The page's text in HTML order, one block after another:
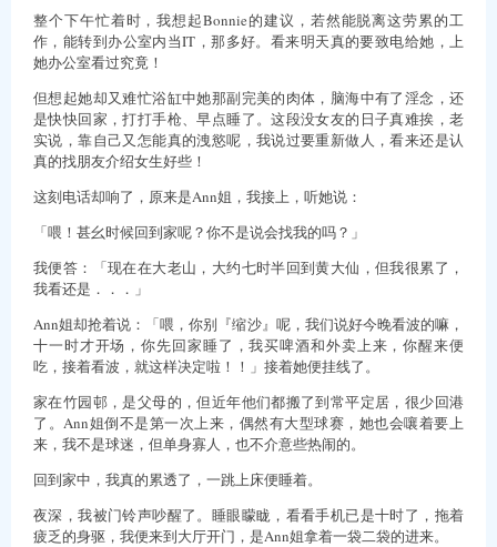
整个下午忙着时，我想起Bonnie的建议，若然能脱离这劳累的工
作，能转到办公室内当IT，那多好。看来明天真的要致电给她，上
她办公室看过究竟！
但想起她却又难忙浴缸中她那副完美的肉体，脑海中有了淫念，还
是快快回家，打打手枪、早点睡了。这段没女友的日子真难挨，老
实说，靠自己又怎能真的洩慾呢，我说过要重新做人，看来还是认
真的找朋友介绍女生好些！
这刻电话却响了，原来是Ann姐，我接上，听她说：
「喂！甚幺时候回到家呢？你不是说会找我的吗？」
我便答：「现在在大老山，大约七时半回到黄大仙，但我很累了，
我看还是．．．」
Ann姐却抢着说：「喂，你别『缩沙』呢，我们说好今晚看波的嘛，
十一时才开场，你先回家睡了，我买啤酒和外卖上来，你醒来便
吃，接着看波，就这样决定啦！！」接着她便挂线了。
家在竹园邨，是父母的，但近年他们都搬了到常平定居，很少回港
了。Ann姐倒不是第一次上来，偶然有大型球赛，她也会嚷着要上
来，我不是球迷，但单身寡人，也不介意些热闹的。
回到家中，我真的累透了，一跳上床便睡着。
夜深，我被门铃声吵醒了。睡眼矇眬，看看手机已是十时了，拖着
疲乏的身驱，我便来到大厅开门，是Ann姐拿着一袋二袋的进来。